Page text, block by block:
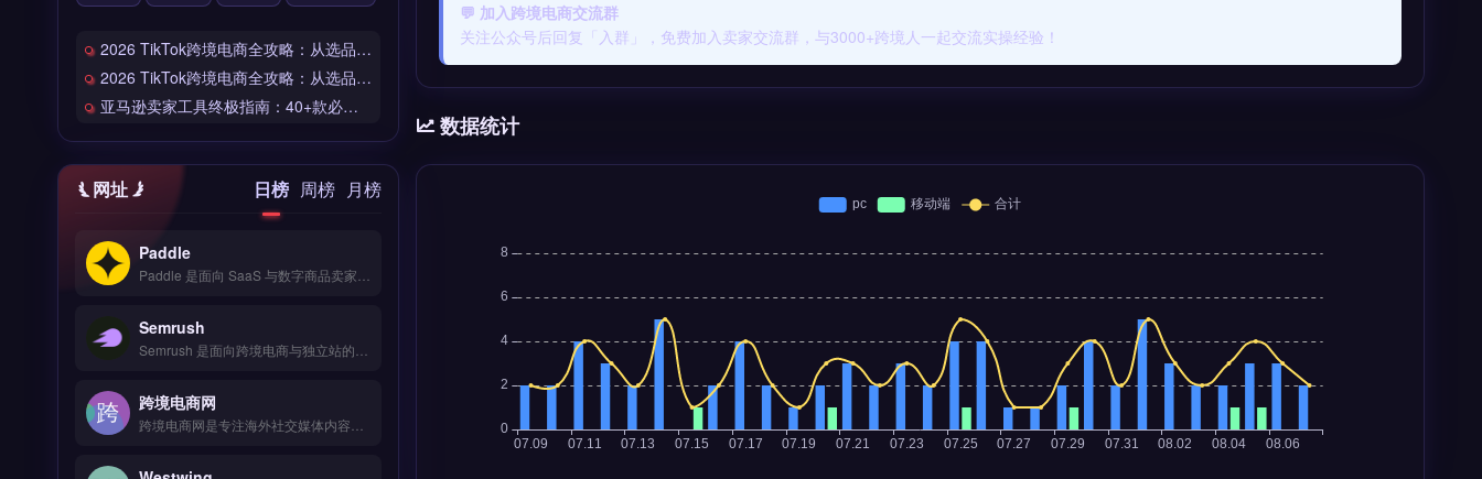
💬 加入跨境电商交流群
关注公众号后回复「入群」，免费加入卖家交流群，与3000+跨境人一起交流实操经验！
数据统计
2026 TikTok跨境电商全攻略：从选品到爆单的完整工具链
2026 TikTok跨境电商全攻略：从选品到爆单的完整工具链
亚马逊卖家工具终极指南：40+款必备工具全链路解析
网址 日榜 周榜 月榜
Paddle
Semrush
跨境电商网